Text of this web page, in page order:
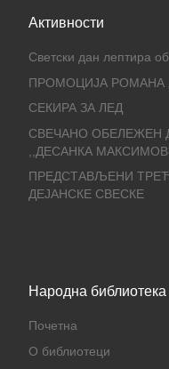
Активности
Светски дан лептира
ПРОМОЦИЈА РОМАНА
СЕКИРА ЗА ЛЕД
СВЕЧАНО ОБЕЛЕЖЕН
,,ДЕСАНКА
ПРЕДСТАВЉЕНИ
ДЕЈАНСКЕ СВЕСКЕ
Народна
Почетна
О библиотеци